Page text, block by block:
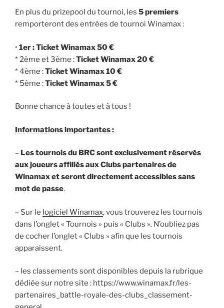
En plus du prizepool du tournoi, les 5 premiers
remporteront des entrées de tournoi Winamax :
• 1er : Ticket Winamax 50 €
* 2ème et 3ème :Ticket Winamax 20 €
* 4ème :Ticket Winamax 10 €
* 5ème :Ticket Winamax 5 €
Bonne chance à toutes et à tous !
Informations importantes :
– Les tournois du BRC sont exclusivement réservés
aux joueurs affiliés aux Clubs partenaires de
Winamax et seront directement accessibles sans
mot de passe.
– Sur le logiciel Winamax, vous trouverez les tournois
dans l’onglet « Tournois » puis « Clubs ». N’oubliez pas
de cocher l’onglet « Clubs » afin que les tournois
apparaissent.
– les classements sont disponibles depuis la rubrique
dédiée sur notre site : https://www.winamax.fr/les-
partenaires_battle-royale-des-clubs_classement-